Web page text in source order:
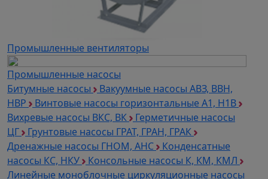
Промышленные вентиляторы
Промышленные насосы
Битумные насосы
Вакуумные насосы АВЗ, ВВН,
НВР
Винтовые насосы горизонтальные А1, Н1В
Вихревые насосы ВКС, ВК
Герметичные насосы
ЦГ
Грунтовые насосы ГРАТ, ГРАН, ГРАК
Дренажные насосы ГНОМ, АНС
Конденсатные
насосы КС, НКУ
Консольные насосы К, КМ, КМЛ
Линейные моноблочные циркуляционные насосы